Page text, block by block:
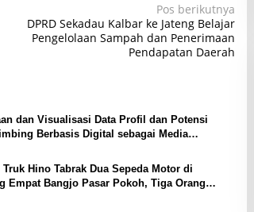
Pos berikutnya
DPRD Sekadau Kalbar ke Jateng Belajar
Pengelolaan Sampah dan Penerimaan
Pendapatan Daerah
dan Visualisasi Data Profil dan Potensi
Berbasis Digital sebagai Media
Truk Hino Tabrak Dua Sepeda Motor di
Empat Bangjo Pasar Pokoh, Tiga Orang